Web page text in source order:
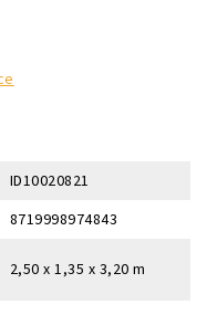
ID10020821
8719998974843
2,50 x 1,35 x 3,20 m